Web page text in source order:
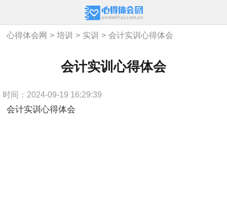
心得体会网 > 培训 > 实训 > 会计实训心得体会
会计实训心得体会
时间：2024-09-19 16:29:39
会计实训心得体会